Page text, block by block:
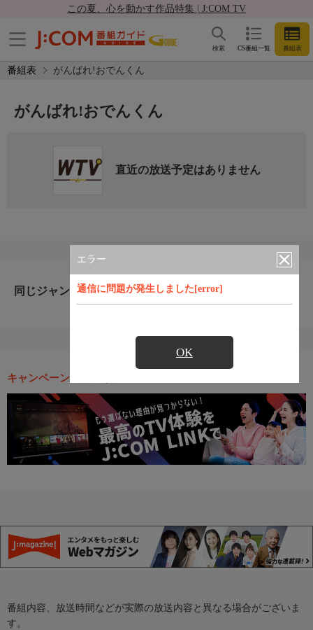
この夏、心を動かす作品特集 | J:COM TV
CS番組一覧 番組表
検索
番組表 がんばれ!おでんくん
エラー
通信に問題が発生しました[error]
OK
がんばれ!おでんくん
直近の放送予定はありません
同じジャンルのおすすめ番組
キャンペーン・お得な情報
番組内容、放送時間などが実際の放送内容と異なる場合がございま
す。